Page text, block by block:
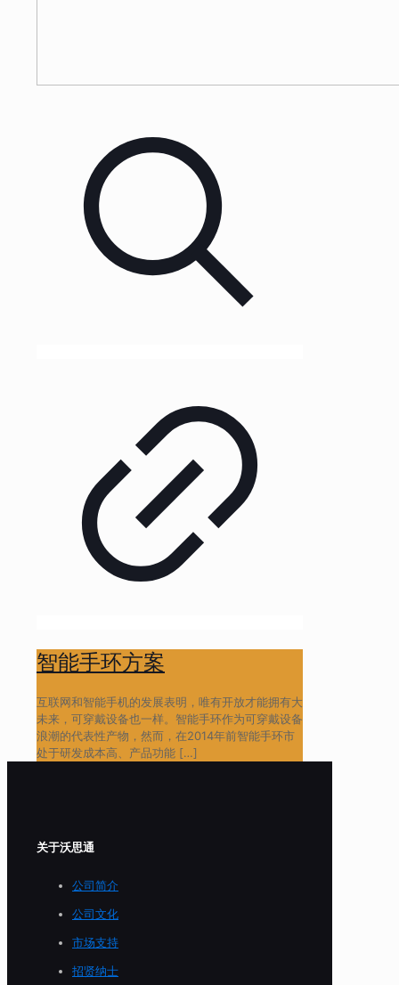
智能手环方案
互联网和智能手机的发展表明，唯有开放才能拥有大
未来，可穿戴设备也一样。智能手环作为可穿戴设备
浪潮的代表性产物，然而，在2014年前智能手环市
处于研发成本高、产品功能 […]
关于沃思通
公司简介
公司文化
市场支持
招贤纳士